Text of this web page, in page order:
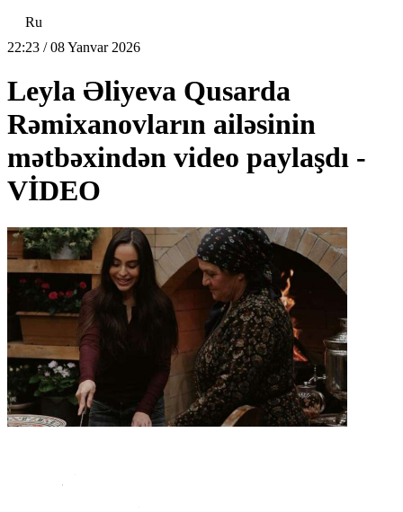
Ru
22:23 / 08 Yanvar 2026
Leyla Əliyeva Qusarda
Rəmixanovların ailəsinin
mətbəxindən video paylaşdı -
VİDEO